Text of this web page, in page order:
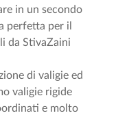
in un secondo
perfetta per il
da StivaZaini
di valigie ed
valigie rigide
e molto